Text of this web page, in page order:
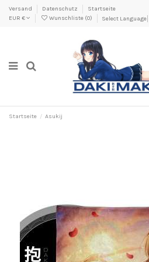
Versand Datenschutz
Startseite
EUR €
Wunschliste (0) Select Language
Startseite Asukij